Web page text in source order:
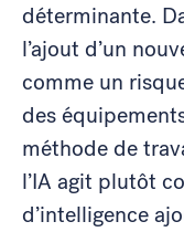
déterminante.
l’ajout d’un
comme un
des
méthode de
l’IA agit plutôt
d’intelligence